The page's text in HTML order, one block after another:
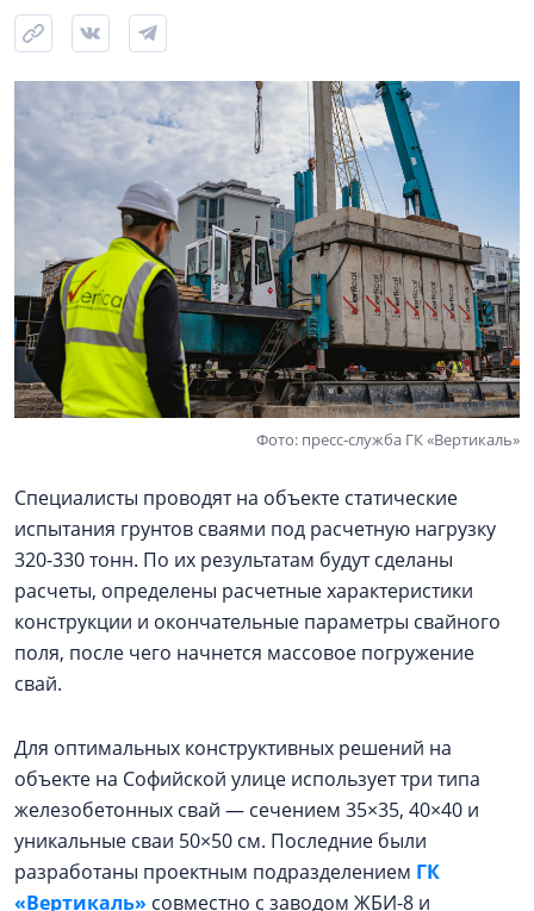
Фото: пресс-служба ГК «Вертикаль»
Специалисты проводят на объекте статические
испытания грунтов сваями под расчетную нагрузку
320-330 тонн. По их результатам будут сделаны
расчеты, определены расчетные характеристики
конструкции и окончательные параметры свайного
поля, после чего начнется массовое погружение
свай.
Для оптимальных конструктивных решений на
объекте на Софийской улице использует три типа
железобетонных свай — сечением 35×35, 40×40 и
уникальные сваи 50×50 см. Последние были
разработаны проектным подразделением ГК
«Вертикаль» совместно с заводом ЖБИ-8 и